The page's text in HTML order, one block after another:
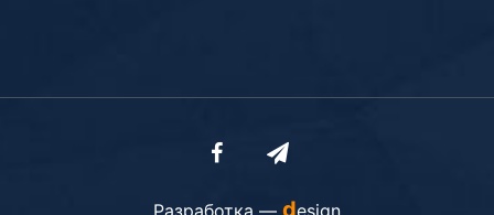
Разработка — design